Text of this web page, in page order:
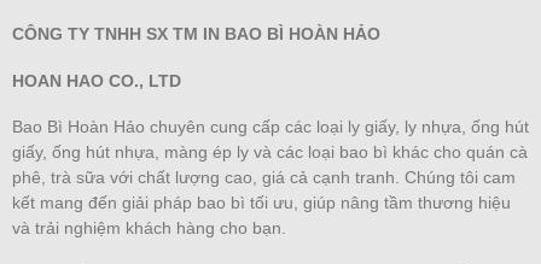
CÔNG TY TNHH SX TM IN BAO BÌ HOÀN HẢO
HOAN HAO CO., LTD
Bao Bì Hoàn Hảo chuyên cung cấp các loại ly giấy, ly nhựa, ống hút
giấy, ống hút nhựa, màng ép ly và các loại bao bì khác cho quán cà
phê, trà sữa với chất lượng cao, giá cả cạnh tranh. Chúng tôi cam
kết mang đến giải pháp bao bì tối ưu, giúp nâng tầm thương hiệu
và trải nghiệm khách hàng cho bạn.